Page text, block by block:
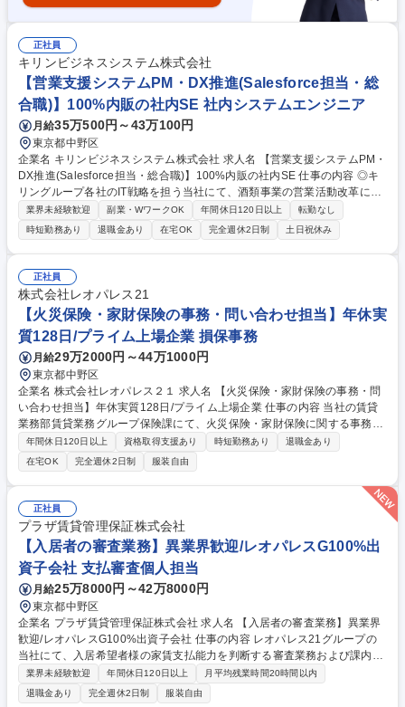
正社員
キリンビジネスシステム株式会社
【営業支援システムPM・DX推進(Salesforce担当・総
合職)】100%内販の社内SE 社内システムエンジニア
月給35万500円～43万100円
東京都中野区
企業名 キリンビジネスシステム株式会社 求人名 【営業支援システムPM・
DX推進(Salesforce担当・総合職)】100%内販の社内SE 仕事の内容 ◎キ
リングループ各社のIT戦略を担う当社にて、酒類事業の営業活動改革に向
けたSalesforce周辺システムの設計・開発およびプロジェクトマネジメン
ト、運用保守業務を通じたDX推進をお任せします。 【具体的には】CGCl
oud導入プロジェクトに参画し、要件定義から移行対応まで主導いただき
ます。営業の日報管理やコールセンター業務の最適化を図り、組織知とし
てのナレッジ化を推進します。週1日の部門出社日以外はリモートワーク
を柔軟に活用でき、フルフレックス制によりワークライフバランスを保ち
ながら、グループ全体の営業活動をITの側面から支える中核メンバーとし
てご活躍いただけるポジションです。 募集職種 【営業支援システムPM・
DX推進(Salesforce担当・総合職)】100%内販の社内SE
業界未経験歓迎 副業・WワークOK 年間休日120日以上
転勤なし
時短勤務あり
退職金あり 在宅OK 完全週休2日制 土日祝休み
正社員
株式会社レオパレス21
【火災保険・家財保険の事務・問い合わせ担当】年休実
質128日/プライム上場企業 損保事務
月給29万2000円～44万1000円
東京都中野区
企業名 株式会社レオパレス２１ 求人名 【火災保険・家財保険の事務・問
い合わせ担当】年休実質128日/プライム上場企業 仕事の内容 当社の賃貸
業務部賃貸業務グループ保険課にて、火災保険・家財保険に関する事務業
務を担当していただきます。■変更の範囲：会社の定める業務 【詳細】■
弊社基幹システムおよび保険会社システムを使用した保険契約の申込・変
更・解約等の事務処理■保険契約の進捗管理に関する各種帳票・管理資料
の作成およびデータ入力・集計業務■保険募集人資格の登録・更新管理、
受講状況の確認および関連事務手続き■契約者様、保険会社、社内営業担
当者からの問い合わせ対応（電話・メールなど）■保険契約書類の内容確
認、不備チェックおよび関係部署との調整業務 等 募集職種 【火災保険・
家財保険の事務・問い合わせ担当】年休実質128日/プライム上場企業
年間休日120日以上 資格取得支援あり 時短勤務あり
退職金あり
在宅OK
完全週休2日制 服装自由
正社員
プラザ賃貸管理保証株式会社
【入居者の審査業務】異業界歓迎/レオパレスG100%出
資子会社 支払審査個人担当
月給25万8000円～42万8000円
東京都中野区
企業名 プラザ賃貸管理保証株式会社 求人名 【入居者の審査業務】異業界
歓迎/レオパレスG100%出資子会社 仕事の内容 レオパレス21グループの
当社にて、入居希望者様の家賃支払能力を判断する審査業務および課内付
帯業務全般をお任せします。 【具体的には】■入居申込書の受付および内
容の精査・確認 ■AIツールおよび個人信用情報機関のデータを活用した審
査実務 ■基幹システムへの審査結果や顧客情報の入力 ■審査に関連する社
業界未経験歓迎 年間休日120日以上
月平均残業時間20時間以内
退職金あり
完全週休2日制 服装自由